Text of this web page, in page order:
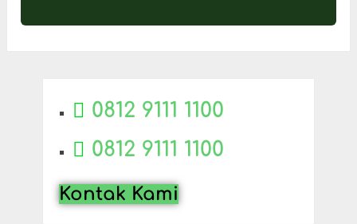
0812 9111 1100
0812 9111 1100
Kontak Kami